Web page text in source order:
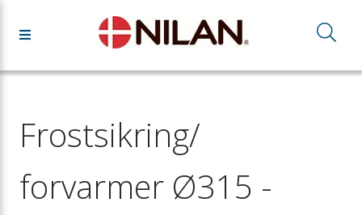
Frostsikring/
forvarmer Ø315 -